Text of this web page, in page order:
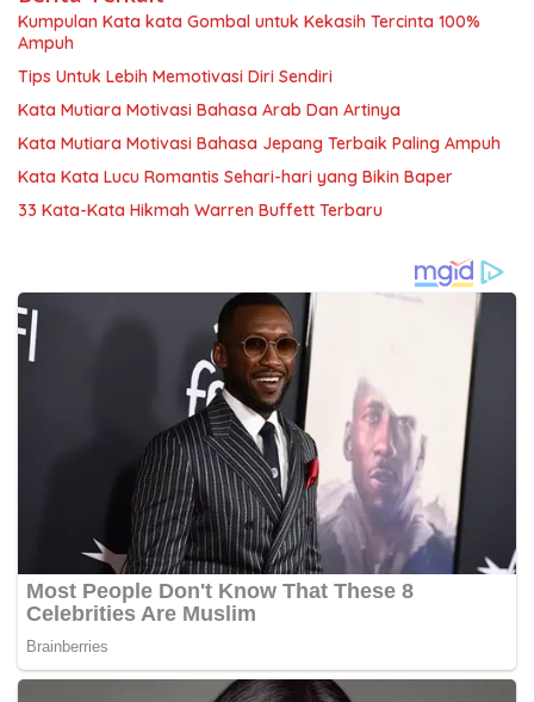
Kumpulan Kata kata Gombal untuk Kekasih Tercinta 100%
Ampuh
Tips Untuk Lebih Memotivasi Diri Sendiri
Kata Mutiara Motivasi Bahasa Arab Dan Artinya
Kata Mutiara Motivasi Bahasa Jepang Terbaik Paling Ampuh
Kata Kata Lucu Romantis Sehari-hari yang Bikin Baper
33 Kata-Kata Hikmah Warren Buffett Terbaru